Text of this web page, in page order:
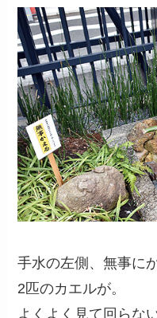
手水の左側、無事に
2匹のカエルが。
よくよく見て回らな